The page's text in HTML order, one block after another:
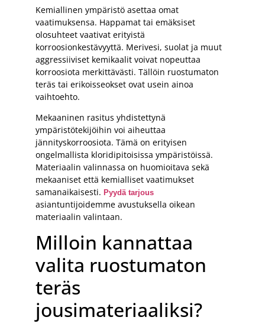
Kemiallinen ympäristö asettaa omat
vaatimuksensa. Happamat tai emäksiset
olosuhteet vaativat erityistä
korroosionkestävyyttä. Merivesi, suolat ja muut
aggressiiviset kemikaalit voivat nopeuttaa
korroosiota merkittävästi. Tällöin ruostumaton
teräs tai erikoisseokset ovat usein ainoa
vaihtoehto.
Mekaaninen rasitus yhdistettynä
ympäristötekijöihin voi aiheuttaa
jännityskorroosiota. Tämä on erityisen
ongelmallista kloridipitoisissa ympäristöissä.
Materiaalin valinnassa on huomioitava sekä
mekaaniset että kemialliset vaatimukset
samanaikaisesti. Pyydä tarjous
asiantuntijoidemme avustuksella oikean
materiaalin valintaan.
Milloin kannattaa
valita ruostumaton
teräs
jousimateriaaliksi?